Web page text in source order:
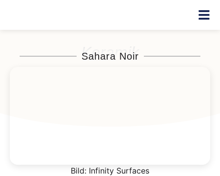
Keramik
Sahara Noir
Bild: Infinity Surfaces